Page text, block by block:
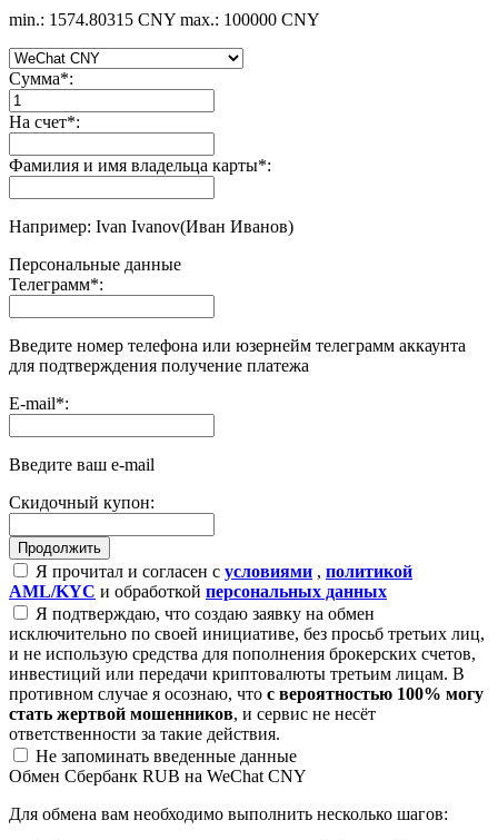
min.: 1574.80315 CNY max.: 100000 CNY
Сумма*:
На счет*:
Фамилия и имя владельца карты*:
Например: Ivan Ivanov(Иван Иванов)
Персональные данные
Телеграмм*:
Введите номер телефона или юзернейм телеграмм аккаунта
для подтверждения получение платежа
E-mail*:
Введите ваш e-mail
Скидочный купон:
Я прочитал и согласен с условиями , политикой
AML/KYC и обработкой персональных данных
Я подтверждаю, что создаю заявку на обмен
исключительно по своей инициативе, без просьб третьих лиц,
и не использую средства для пополнения брокерских счетов,
инвестиций или передачи криптовалюты третьим лицам. В
противном случае я осознаю, что с вероятностью 100% могу
стать жертвой мошенников, и сервис не несёт
ответственности за такие действия.
Не запоминать введенные данные
Обмен Сбербанк RUB на WeChat CNY
Для обмена вам необходимо выполнить несколько шагов: